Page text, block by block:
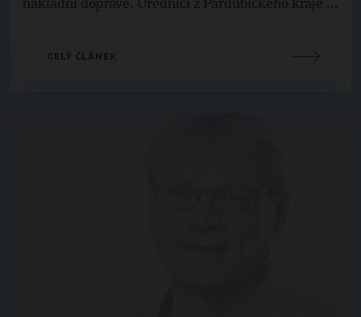
nákladní dopravě. Úředníci z Pardubického kraje ...
CELÝ ČLÁNEK